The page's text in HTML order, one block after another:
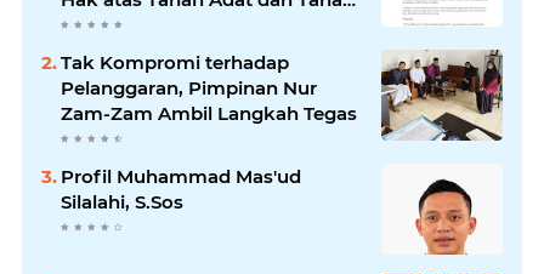
Kesultanan
Tak Kompromi terhadap
Pelanggaran, Pimpinan Nur
Zam-Zam Ambil Langkah Tegas
Profil Muhammad Mas'ud
Silalahi, S.Sos